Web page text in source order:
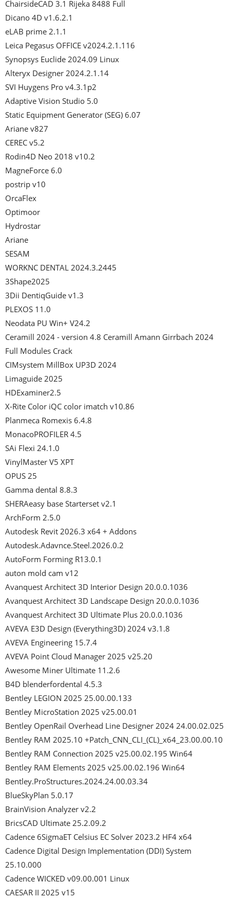
ChairsideCAD 3.1 Rijeka 8488 Full
Dicano 4D v1.6.2.1
eLAB prime 2.1.1
Leica Pegasus OFFICE v2024.2.1.116
Synopsys Euclide 2024.09 Linux
Alteryx Designer 2024.2.1.14
SVI Huygens Pro v4.3.1p2
Adaptive Vision Studio 5.0
Static Equipment Generator (SEG) 6.07
Ariane v827
CEREC v5.2
Rodin4D Neo 2018 v10.2
MagneForce 6.0
postrip v10
OrcaFlex
Optimoor
Hydrostar
Ariane
SESAM
WORKNC DENTAL 2024.3.2445
3Shape2025
3Dii DentiqGuide v1.3
PLEXOS 11.0
Neodata PU Win+ V24.2
Ceramill 2024 - version 4.8 Ceramill Amann Girrbach 2024
Full Modules Crack
CIMsystem MillBox UP3D 2024
Limaguide 2025
HDExaminer2.5
X-Rite Color iQC color imatch v10.86
Planmeca Romexis 6.4.8
MonacoPROFILER 4.5
SAi Flexi 24.1.0
VinylMaster V5 XPT
OPUS 25
Gamma dental 8.8.3
SHERAeasy base Starterset v2.1
ArchForm 2.5.0
Autodesk Revit 2026.3 x64 + Addons
Autodesk.Adavnce.Steel.2026.0.2
AutoForm Forming R13.0.1
auton mold cam v12
Avanquest Architect 3D Interior Design 20.0.0.1036
Avanquest Architect 3D Landscape Design 20.0.0.1036
Avanquest Architect 3D Ultimate Plus 20.0.0.1036
AVEVA E3D Design (Everything3D) 2024 v3.1.8
AVEVA Engineering 15.7.4
AVEVA Point Cloud Manager 2025 v25.20
Awesome Miner Ultimate 11.2.6
B4D blenderfordental 4.5.3
Bentley LEGION 2025 25.00.00.133
Bentley MicroStation 2025 v25.00.01
Bentley OpenRail Overhead Line Designer 2024 24.00.02.025
Bentley RAM 2025.10 +Patch_CNN_CLI_(CL)_x64_23.00.00.10
Bentley RAM Connection 2025 v25.00.02.195 Win64
Bentley RAM Elements 2025 v25.00.02.196 Win64
Bentley.ProStructures.2024.24.00.03.34
BlueSkyPlan 5.0.17
BrainVision Analyzer v2.2
BricsCAD Ultimate 25.2.09.2
Cadence 6SigmaET Celsius EC Solver 2023.2 HF4 x64
Cadence Digital Design Implementation (DDI) System
25.10.000
Cadence WICKED v09.00.001 Linux
CAESAR II 2025 v15